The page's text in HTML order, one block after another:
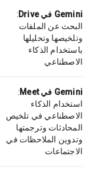
Gemini في Drive
:
البحث عن الملفات
وتلخيصها وتحليلها
باستخدام الذكاء
الاصطناعي
Gemini في Meet
:
استخدام الذكاء
الاصطناعي في تلخيص
المحادثات وترجمتها
وتدوين الملاحظات في
الاجتماعات